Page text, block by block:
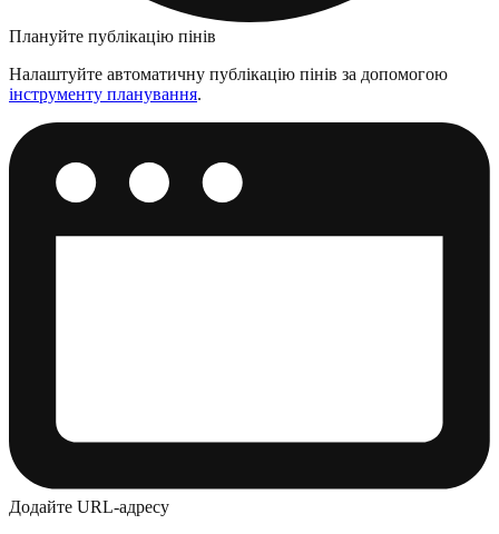
Плануйте публікацію пінів
Налаштуйте автоматичну публікацію пінів за допомогою
інструменту планування.
Додайте URL-адресу